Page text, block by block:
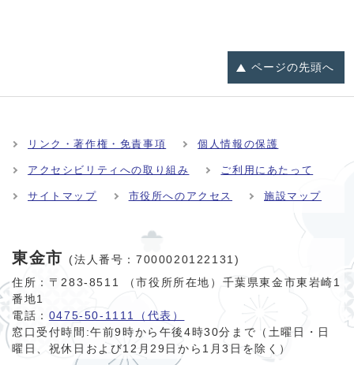
ページの先頭へ
リンク・著作権・免責事項 個人情報の保護
アクセシビリティへの取り組み ご利用にあたって
サイトマップ 市役所へのアクセス 施設マップ
東金市
(法人番号：7000020122131)
住所：〒283-8511 （市役所所在地）千葉県東金市東岩崎1
番地1
電話： 0475-50-1111（代表）
窓口受付時間:午前9時から午後4時30分まで（土曜日・日
曜日、祝休日および12月29日から1月3日を除く）